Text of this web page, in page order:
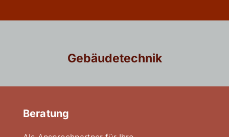
Gebäudetechnik
Beratung